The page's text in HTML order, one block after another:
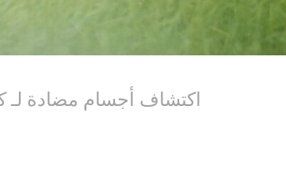
اكتشاف أجسام مضادة لـ كوفيد -19 لدى الغزلان ذات الذيل الأبيض المشهورة بمشهدها في